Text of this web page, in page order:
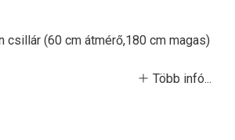
csillár (60 cm átmérő,180 cm magas)
Több infó...